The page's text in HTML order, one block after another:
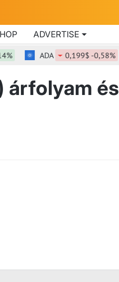
ADVERTISE
ADA 0,199$ -0,58%
árfolyam és